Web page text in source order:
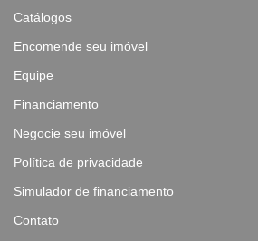
Catálogos
Encomende seu imóvel
Equipe
Financiamento
Negocie seu imóvel
Política de privacidade
Simulador de financiamento
Contato